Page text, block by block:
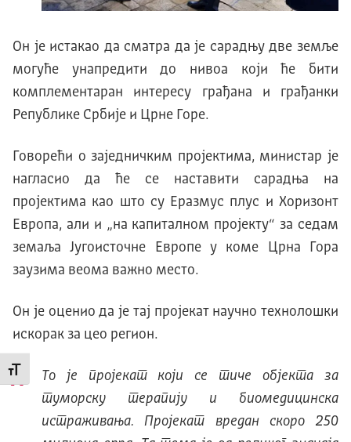
Промени величину слова
Он је истакао да сматра да је сарадњу две земље
могуће унапредити до нивоа који ће бити
комплементаран интересу грађана и грађанки
Републике Србије и Црне Горе.
Говорећи о заједничким пројектима, министар је
нагласио да ће се наставити сарадња на
пројектима као што су Еразмус плус и Хоризонт
Европа, али и „на капиталном пројекту“ за седам
земаља Југоисточне Европе у коме Црна Гора
заузима веома важно место.
Он је оценио да је тај пројекат научно технолошки
искорак за цео регион.
То је пројекат који се тиче објекта за
туморску терапију и биомедицинска
истраживања. Пројекат вредан скоро 250